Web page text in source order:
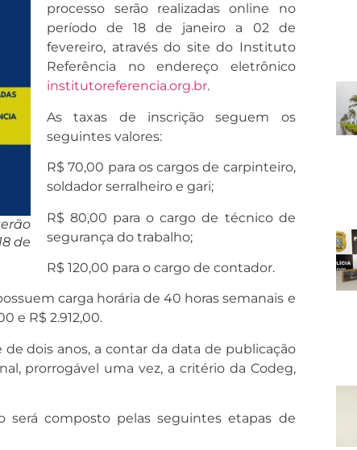
de
processo serão realizadas online no
período de 18 de janeiro a 02 de
fevereiro, através do site do Instituto
Referência no endereço eletrônico
institutoreferencia.org.br.
As taxas de inscrição seguem os
seguintes valores:
R$ 70,00 para os cargos de carpinteiro,
soldador serralheiro e gari;
R$ 80,00 para o cargo de técnico de
segurança do trabalho;
R$ 120,00 para o cargo de contador.
carga horária de 40 horas semanais e
e R$ 2.912,00.
dois anos, a contar da data de publicação
prorrogável uma vez, a critério da Codeg,
será composto pelas seguintes etapas de